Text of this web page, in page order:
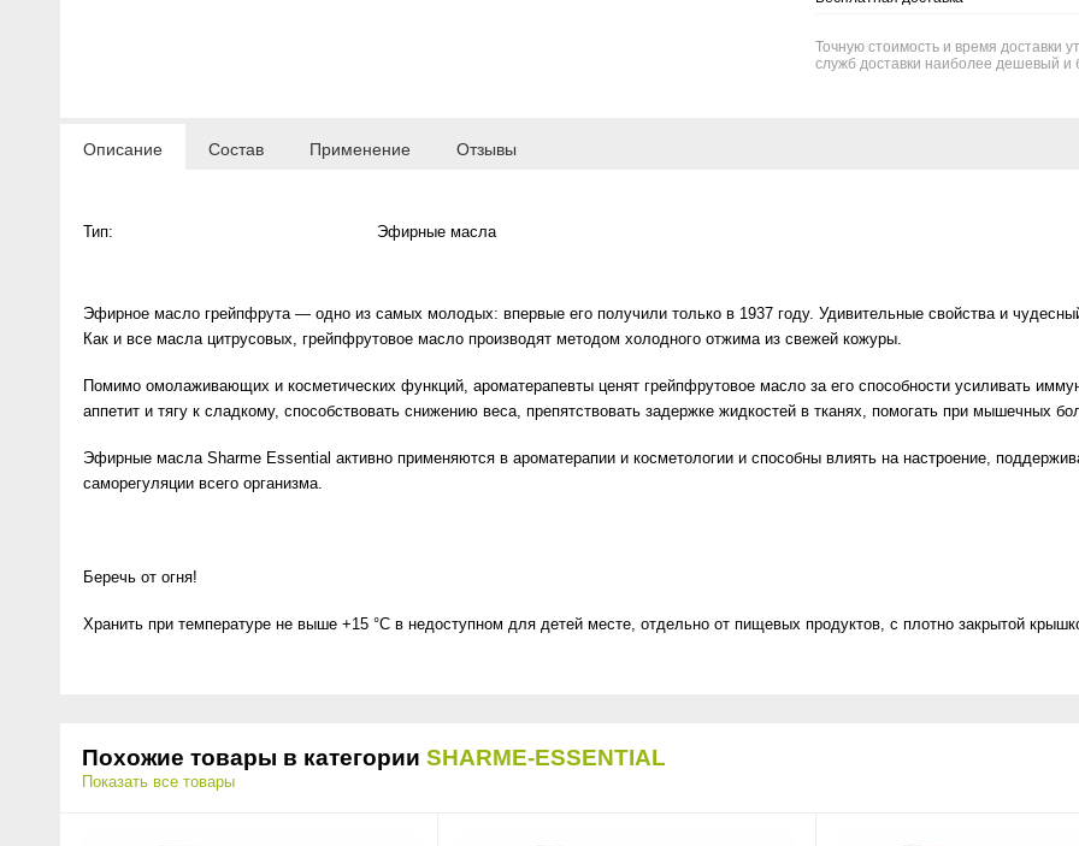
Happy Dew
Точную стоимость и время доставки
служб доставки наиболее дешевый и
Описание Состав Применение Отзывы
Тип: Эфирные масла
Эфирное масло грейпфрута — одно из самых молодых: впервые его получили только в 1937 году. Удивительные свойства и
Как и все масла цитрусовых, грейпфрутовое масло производят методом холодного отжима из свежей кожуры.
Помимо омолаживающих и косметических функций, ароматерапевты ценят грейпфрутовое масло за его способности усиливать
аппетит и тягу к сладкому, способствовать снижению веса, препятствовать задержке жидкостей в тканях, помогать при мышечных
Эфирные масла Sharme Essential активно применяются в ароматерапии и косметологии и способны влиять на настроение,
саморегуляции всего организма.
Беречь от огня!
Хранить при температуре не выше +15 °C в недоступном для детей месте, отдельно от пищевых продуктов, с плотно закрытой
Похожие товары в категории SHARME-ESSENTIAL
Показать все товары